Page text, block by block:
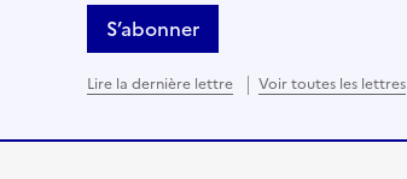
S’abonner
Lire la dernière lettre Voir toutes les lettres